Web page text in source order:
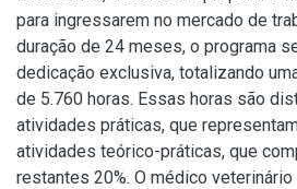
para ingressarem no mercado de
duração de 24 meses, o programa
dedicação exclusiva, totalizando
de 5.760 horas. Essas horas são
atividades práticas, que
atividades teórico-práticas, que
restantes 20%. O médico